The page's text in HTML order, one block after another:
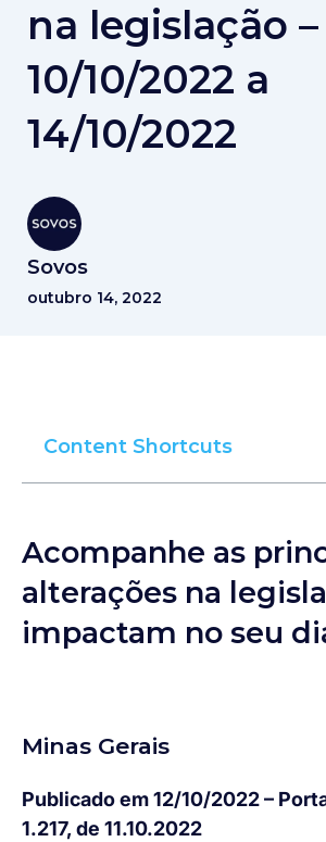
na legislação
10/10/2022 a
14/10/2022
Sovos
outubro 14, 2022
Acompanhe as
alterações na
impactam no seu
Minas Gerais
Publicado em 12/10/2022 –
1.217, de 11.10.2022
Content Shortcuts